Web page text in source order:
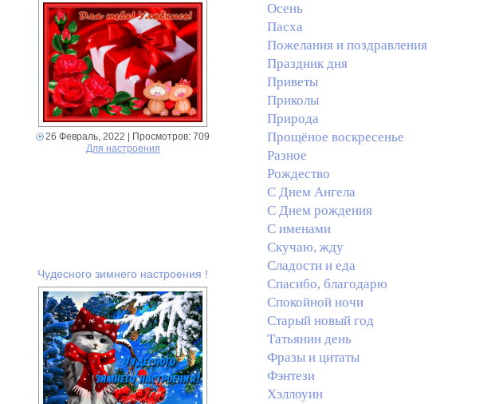
26 Февраль, 2022 | Просмотров: 709
Для настроения
Чудесного зимнего настроения !
Осень
Пасха
Пожелания и поздравления
Праздник дня
Приветы
Приколы
Природа
Прощёное воскресенье
Разное
Рождество
С Днем Ангела
С Днем рождения
С именами
Скучаю, жду
Сладости и еда
Спасибо, благодарю
Спокойной ночи
Старый новый год
Татьянин день
Фразы и цитаты
Фэнтези
Хэллоуин